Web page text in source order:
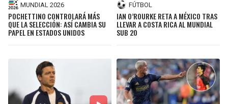
MUNDIAL 2026
POCHETTINO CONTROLARÁ MÁS
QUE LA SELECCIÓN: ASÍ CAMBIA SU
PAPEL EN ESTADOS UNIDOS
FÚTBOL
IAN O’ROURKE RETA A MÉXICO TRAS
LLEVAR A COSTA RICA AL MUNDIAL
SUB 20